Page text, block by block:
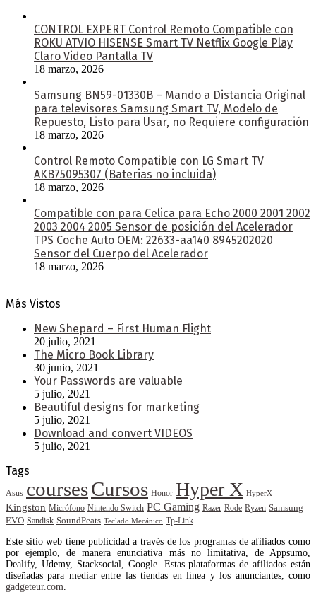
CONTROL EXPERT Control Remoto Compatible con
ROKU ATVIO HISENSE Smart TV Netflix Google Play
Claro Video Pantalla TV
18 marzo, 2026
Samsung BN59-01330B – Mando a Distancia Original
para televisores Samsung Smart TV, Modelo de
Repuesto, Listo para Usar, no Requiere configuración
18 marzo, 2026
Control Remoto Compatible con LG Smart TV
AKB75095307 (Baterias no incluida)
18 marzo, 2026
Compatible con para Celica para Echo 2000 2001 2002
2003 2004 2005 Sensor de posición del Acelerador
TPS Coche Auto OEM: 22633-aa140 8945202020
Sensor del Cuerpo del Acelerador
18 marzo, 2026
Más Vistos
New Shepard – First Human Flight
20 julio, 2021
The Micro Book Library
30 junio, 2021
Your Passwords are valuable
5 julio, 2021
Beautiful designs for marketing
5 julio, 2021
Download and convert VIDEOS
5 julio, 2021
Tags
Asus coursesCursos Honor Hyper X HyperX
Kingston Micrófono Nintendo Switch PC Gaming Razer Rode Ryzen Samsung
EVO Sandisk SoundPeats Teclado Mecánico Tp-Link
Este sitio web tiene publicidad a través de los programas de afiliados como
por ejemplo, de manera enunciativa más no limitativa, de Appsumo,
Dealify, Udemy, Stacksocial, Google. Estas plataformas de afiliados están
diseñadas para mediar entre las tiendas en línea y los anunciantes, como
gadgeteur.com.